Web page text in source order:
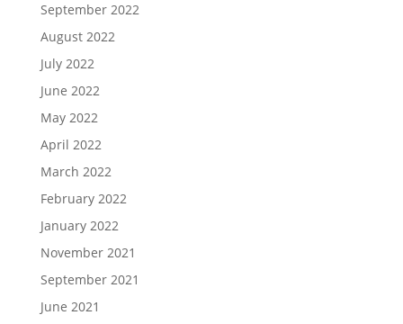
September 2022
August 2022
July 2022
June 2022
May 2022
April 2022
March 2022
February 2022
January 2022
November 2021
September 2021
June 2021